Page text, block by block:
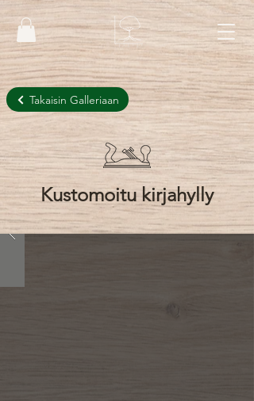
Takaisin Galleriaan
Kustomoitu kirjahylly